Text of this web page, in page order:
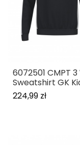
6072501 CMPT
Sweatshirt GK
224,99 zł